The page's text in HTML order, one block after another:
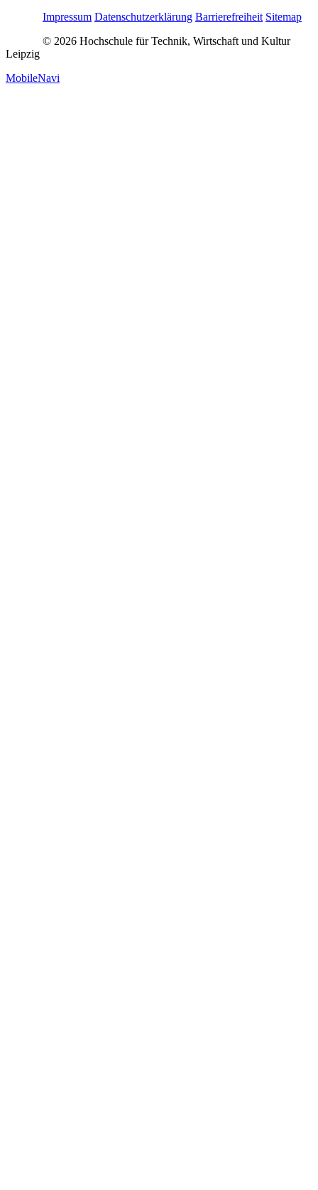
Impressum Datenschutzerklärung Barrierefreiheit Sitemap
© 2026 Hochschule für Technik, Wirtschaft und Kultur
Leipzig
MobileNavi